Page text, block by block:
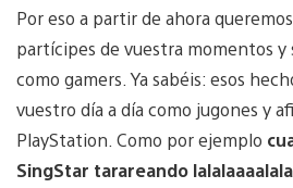
Por eso a partir de ahora
partícipes de vuestra momentos y
como gamers. Ya sabéis: esos
vuestro día a día como jugones y
PlayStation. Como por ejemplo
SingStar tarareando